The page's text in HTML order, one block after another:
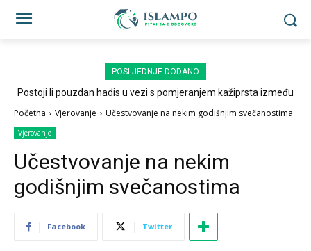
POSLJEDNJE DODANO
Postoji li pouzdan hadis u vezi s pomjeranjem kažiprsta između
Početna Vjerovanje Učestvovanje na nekim godišnjim svečanostima
Vjerovanje
Učestvovanje na nekim
godišnjim svečanostima
Facebook Twitter